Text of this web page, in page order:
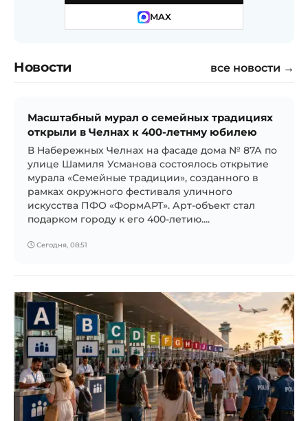
MAX
Новости все новости →
Масштабный мурал о семейных традициях
открыли в Челнах к 400-летнму юбилею
В Набережных Челнах на фасаде дома № 87А по
улице Шамиля Усманова состоялось открытие
мурала «Семейные традиции», созданного в
рамках окружного фестиваля уличного
искусства ПФО «ФормАРТ». Арт-объект стал
подарком городу к его 400-летию....
Сегодня, 08:51